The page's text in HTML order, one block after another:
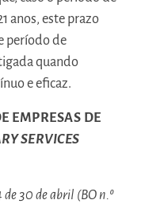
anos, este prazo
período de
quando
e eficaz.
EMPRESAS DE
SERVICES
30 de abril (BO n.º